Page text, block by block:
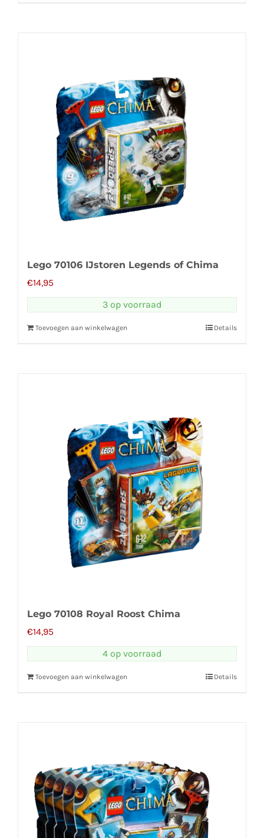
Lego 70106 IJstoren Legends of Chima
€14,95
3 op voorraad
Toevoegen aan winkelwagen Details
Lego 70108 Royal Roost Chima
€14,95
4 op voorraad
Toevoegen aan winkelwagen Details